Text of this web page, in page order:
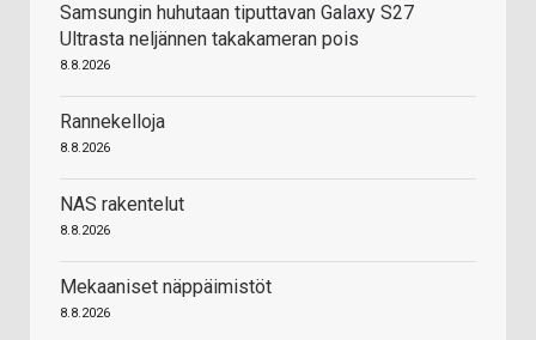
Samsungin huhutaan tiputtavan Galaxy S27
Ultrasta neljännen takakameran pois
8.8.2026
Rannekelloja
8.8.2026
NAS rakentelut
8.8.2026
Mekaaniset näppäimistöt
8.8.2026